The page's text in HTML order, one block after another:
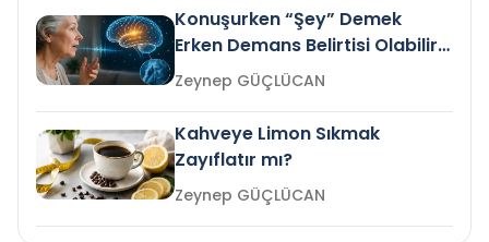
Konuşurken “Şey” Demek
Erken Demans Belirtisi Olabilir
mi?
Zeynep GÜÇLÜCAN
Kahveye Limon Sıkmak
Zayıflatır mı?
Zeynep GÜÇLÜCAN